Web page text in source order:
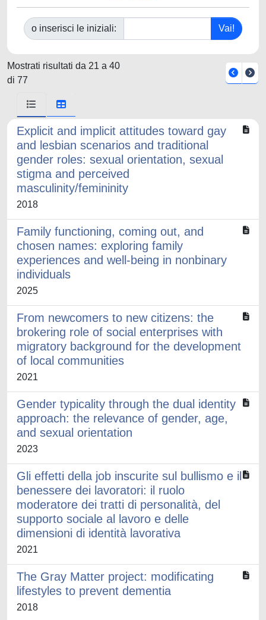
o inserisci le iniziali:
Mostrati risultati da 21 a 40
di 77
Explicit and implicit attitudes toward gay
and lesbian scenarios and traditional
gender roles: sexual orientation, sexual
stigma and perceived
masculinity/femininity
2018
Family functioning, coming out, and
chosen names: exploring family
experiences and well-being in nonbinary
individuals
2025
From newcomers to new citizens: the
brokering role of social enterprises with
migratory background for the development
of local communities
2021
Gender typicality through the dual identity
approach: the relevance of gender, age,
and sexual orientation
2023
Gli effetti della job inscurite sul bullismo e il
benessere dei lavoratori: il ruolo
moderatore dei tratti di personalità, del
supporto sociale al lavoro e delle
dimensioni di identità lavorativa
2021
The Gray Matter project: modificating
lifestyles to prevent dementia
2018